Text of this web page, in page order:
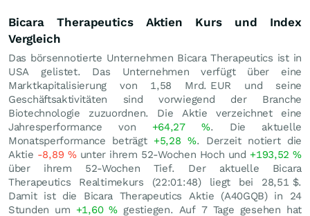
Bicara Therapeutics Aktien Kurs und Index
Vergleich
Das börsennotierte Unternehmen Bicara Therapeutics ist in
USA gelistet. Das Unternehmen verfügt über eine
Marktkapitalisierung von 1,58 Mrd. EUR und seine
Geschäftsaktivitäten sind vorwiegend der Branche
Biotechnologie zuzuordnen. Die Aktie verzeichnet eine
Jahresperformance von +64,27%. Die aktuelle
Monatsperformance beträgt +5,28%. Derzeit notiert die
Aktie -8,89 %unter ihrem 52-Wochen Hoch und +193,52%
über ihrem 52-Wochen Tief. Der aktuelle Bicara
Therapeutics Realtimekurs (22:01:48) liegt bei 28,51 $.
Damit ist die Bicara Therapeutics Aktie (A40GQB) in 24
Stunden um +1,60% gestiegen. Auf 7 Tage gesehen hat